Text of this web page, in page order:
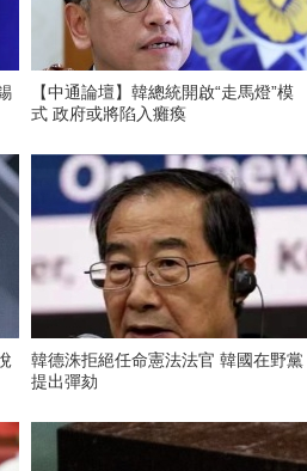
【中通論壇】韓總統開啟“走馬燈”模
式 政府或將陷入癱瘓
韓德洙拒絕任命憲法法官 韓國在野黨
提出彈劾